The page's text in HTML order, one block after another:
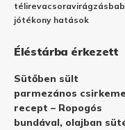
télirevacsoravirágzás
jótékony hatások
Éléstárba érkezett
Sütőben sült
parmezános
recept – Ropogós
bundával, olajban